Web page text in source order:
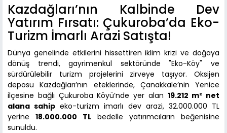
Kazdağları’nın Kalbinde Dev
Yatırım Fırsatı: Çukuroba’da Eko-
Turizm İmarlı Arazi Satışta!
Dünya genelinde etkilerini hissettiren iklim krizi ve doğaya
dönüş trendi, gayrimenkul sektöründe "Eko-Köy" ve
sürdürülebilir turizm projelerini zirveye taşıyor. Oksijen
deposu Kazdağları’nın eteklerinde, Çanakkale’nin Yenice
ilçesine bağlı Çukuroba Köyü’nde yer alan 19.212 m² net
alana sahip eko-turizm imarlı dev arazi, 32.000.000 TL
yerine 18.000.000 TL bedelle yatırımcıların beğenisine
sunuldu.